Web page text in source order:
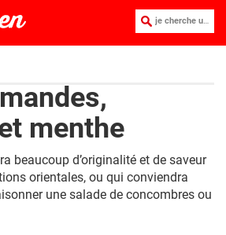
je cherche une recette :
menthe
beaucoup d’originalité et de saveur
orientales, ou qui conviendra
une salade de concombres ou